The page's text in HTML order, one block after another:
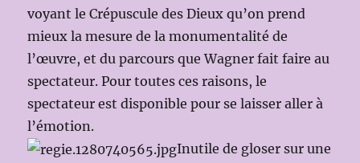
voyant le Crépuscule des Dieux qu’on prend
mieux la mesure de la monumentalité de
l’œuvre, et du parcours que Wagner fait faire au
spectateur. Pour toutes ces raisons, le
spectateur est disponible pour se laisser aller à
l’émotion.
Inutile de gloser sur une